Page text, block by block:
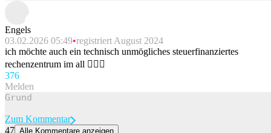
Engels
03.02.2026 05:49 registriert August 2024
ich möchte auch ein technisch unmögliches steuerfinanziertes
rechenzentrum im all 🤷🏻‍♂️
376
Melden
Zum Kommentar
47 Alle Kommentare anzeigen